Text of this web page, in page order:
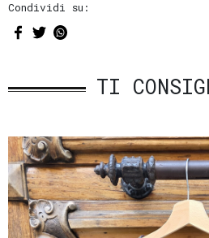
Condividi su:
TI